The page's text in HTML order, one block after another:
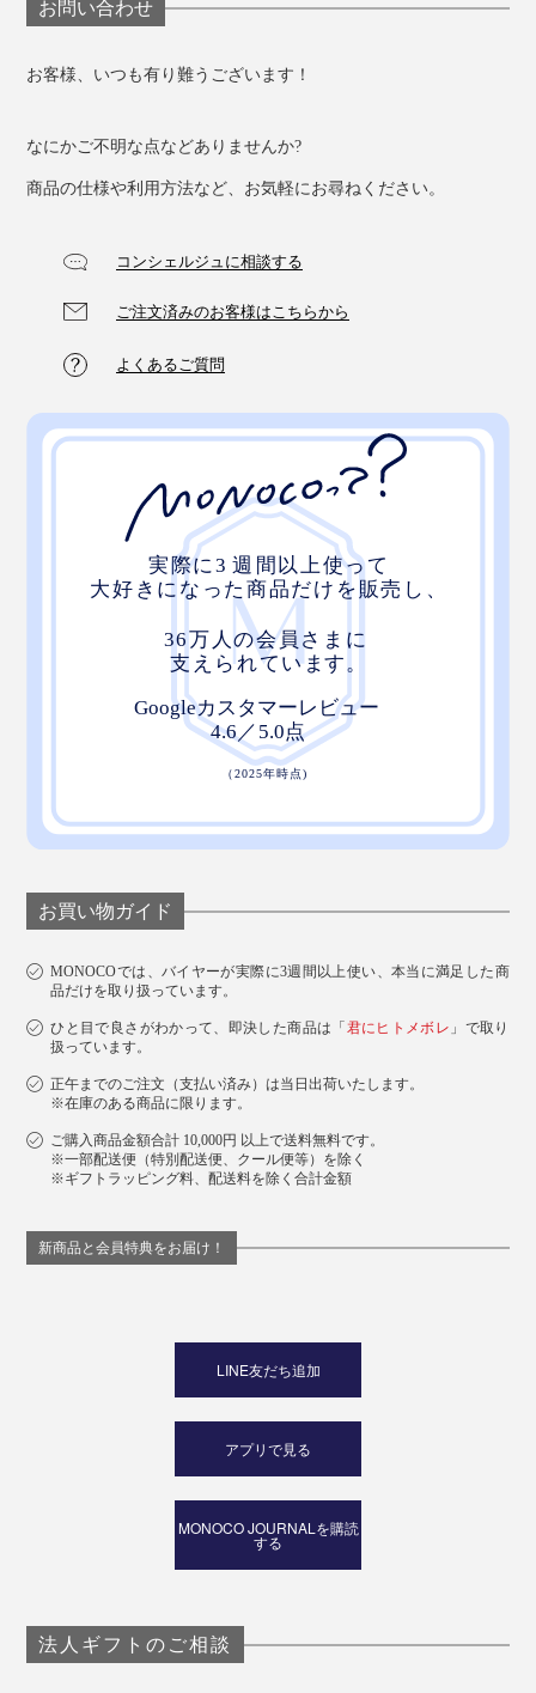
お問い合わせ
お客様、いつも有り難うございます！
なにかご不明な点などありませんか?
商品の仕様や利用方法など、お気軽にお尋ねください。
コンシェルジュに相談する
ご注文済みのお客様はこちらから
よくあるご質問
お買い物ガイド
MONOCOでは、バイヤーが実際に3週間以上使い、本当に満足した商
品だけを取り扱っています。
ひと目で良さがわかって、即決した商品は「 君にヒトメボレ 」で取り
扱っています。
正午までのご注文（支払い済み）は当日出荷いたします。
※在庫のある商品に限ります。
ご購入商品金額合計 10,000円 以上で送料無料です。
※一部配送便（特別配送便、クール便等）を除く
※ギフトラッピング料、配送料を除く合計金額
新商品と会員特典をお届け！
LINE友だち追加
アプリで見る
MONOCO JOURNALを購読
する
法人ギフトのご相談